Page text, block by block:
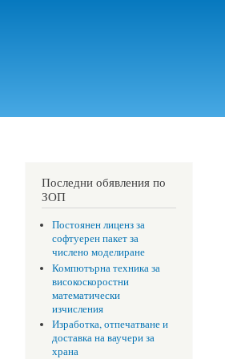
Последни обявления по
ЗОП
Постоянен лиценз за
софтуерен пакет за
числено моделиране
Компютърна техника за
високоскоростни
математически
изчисления
Изработка, отпечатване и
доставка на ваучери за
храна